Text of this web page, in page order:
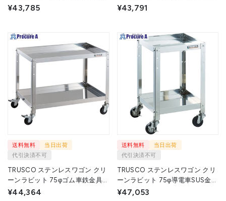
360×360×H880 3段 CRB-933 1
¥43,785
金具 500×500×H600 2段 CRB-
¥43,791
送料無料
当日出荷
代引決済不可
TRUSCO ステンレスワゴン クリ
ーンラビット 75φゴム車鉄金具
750×500×H600 2段 CRB-672 1
¥44,364
送料無料
当日出荷
代引決済不可
TRUSCO ステンレスワゴン クリ
ーンラビット 75φ導電車SUS金具
500×500×H600 2段 CRB-
¥47,053